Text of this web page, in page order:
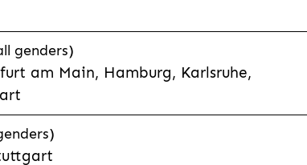
genders)
am Main, Hamburg, Karlsruhe,